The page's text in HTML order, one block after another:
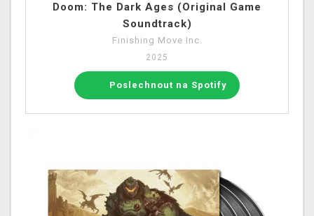
Doom: The Dark Ages (Original Game
Soundtrack)
Finishing Move Inc.
2025
Poslechnout na Spotify